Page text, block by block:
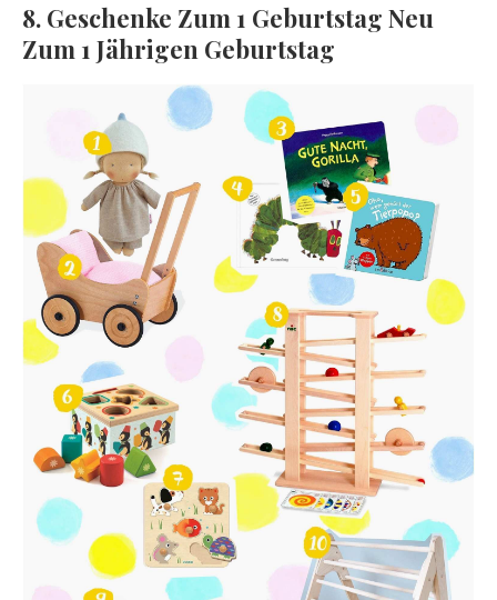
8. Geschenke Zum 1 Geburtstag Neu
Zum 1 Jährigen Geburtstag